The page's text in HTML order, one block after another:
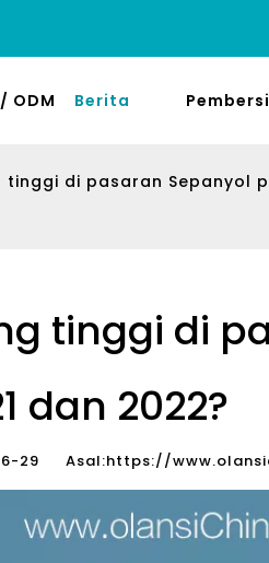
ODM Berita
di pasaran Sepanyol
tinggi di
dan 2022?
06-29 Asal:https://